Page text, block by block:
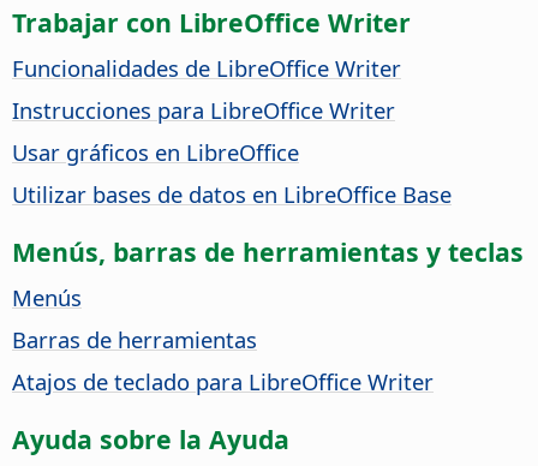
Trabajar con LibreOffice Writer
Funcionalidades de LibreOffice Writer
Instrucciones para LibreOffice Writer
Usar gráficos en LibreOffice
Utilizar bases de datos en LibreOffice Base
Menús, barras de herramientas y teclas
Menús
Barras de herramientas
Atajos de teclado para LibreOffice Writer
Ayuda sobre la Ayuda